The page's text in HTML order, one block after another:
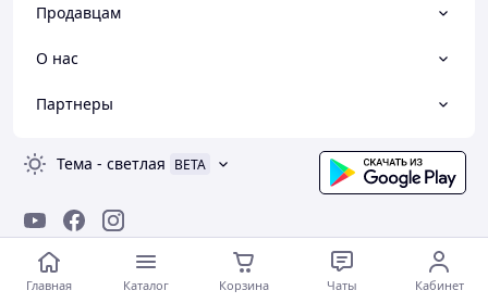
Продавцам
О нас
Партнеры
Тема - светлая BETA
© Satu.kz — маркетплейс Казахстана, 2008-2026
Главная Каталог Корзина Чаты Кабинет